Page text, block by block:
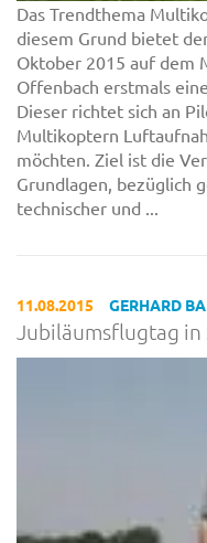
Das Trendthema
diesem Grund bietet
Oktober 2015 auf dem
Offenbach erstmals
Dieser richtet sich an
Multikoptern
möchten. Ziel ist die
Grundlagen, bezüglich
technischer und ...
11.08.2015 GERHARD
Jubiläumsflugtag in